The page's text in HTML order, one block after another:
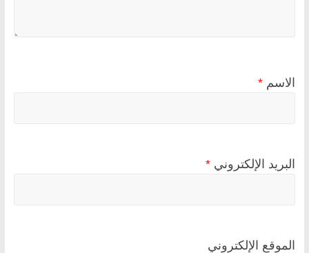
الاسم *
البريد الإلكتروني *
الموقع الإلكتروني